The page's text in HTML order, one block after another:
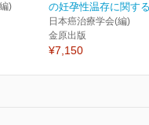
)
の妊孕性温存に関す
日本癌治療学会(編)
金原出版
¥7,150